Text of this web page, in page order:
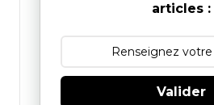
articles :
Valider